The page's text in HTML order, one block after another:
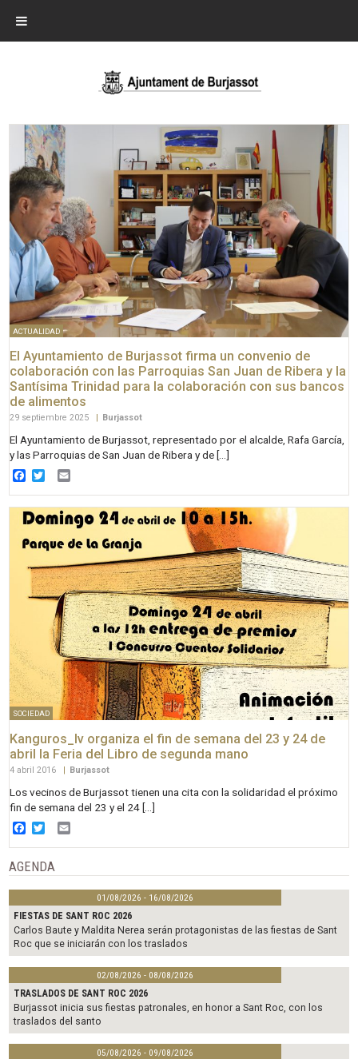
ACTUALIDAD
El Ayuntamiento de Burjassot firma un convenio de
colaboración con las Parroquias San Juan de Ribera y la
Santísima Trinidad para la colaboración con sus bancos
de alimentos
29 septiembre 2025 Burjassot
El Ayuntamiento de Burjassot, representado por el alcalde, Rafa García,
y las Parroquias de San Juan de Ribera y de […]
Facebook
Twitter
SOCIEDAD
Kanguros_lv organiza el fin de semana del 23 y 24 de
abril la Feria del Libro de segunda mano
4 abril 2016 | Burjassot
Los vecinos de Burjassot tienen una cita con la solidaridad el próximo
fin de semana del 23 y el 24 […]
Facebook
Twitter
AGENDA
01/08/2026 - 16/08/2026
FIESTAS DE SANT ROC 2026
Carlos Baute y Maldita Nerea serán protagonistas de las fiestas de Sant
Roc que se iniciarán con los traslados
02/08/2026 - 08/08/2026
TRASLADOS DE SANT ROC 2026
Burjassot inicia sus fiestas patronales, en honor a Sant Roc, con los
traslados del santo
05/08/2026 - 09/08/2026